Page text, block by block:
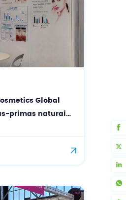
Global
primas naturais